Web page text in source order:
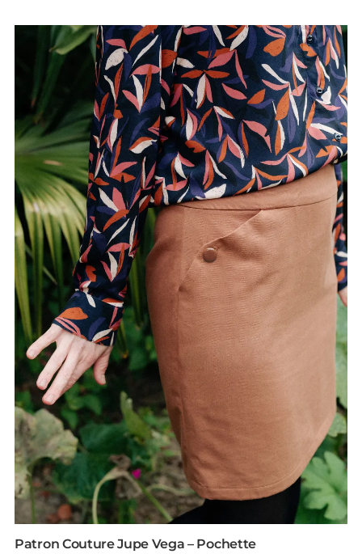
Patron Couture Jupe Vega – Pochette